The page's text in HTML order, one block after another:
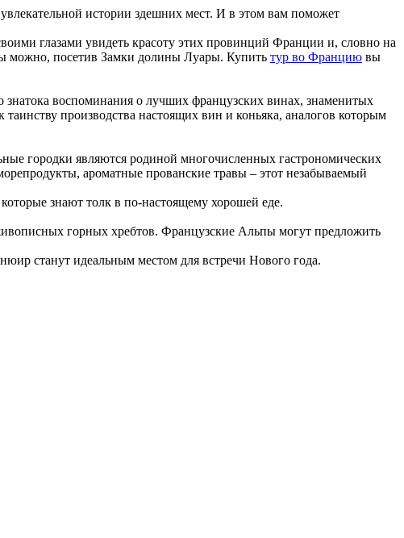
истории здешних мест. И в этом вам поможет
глазами увидеть красоту этих провинций Франции и, словно на
можно, посетив Замки долины Луары. Купить тур во Францию вы
воспоминания о лучших французских винах, знаменитых
производства настоящих вин и коньяка, аналогов которым
городки являются родиной многочисленных гастрономических
ароматные прованские травы – этот незабываемый
знают толк в по-настоящему хорошей еде.
горных хребтов. Французские Альпы могут предложить
станут идеальным местом для встречи Нового года.